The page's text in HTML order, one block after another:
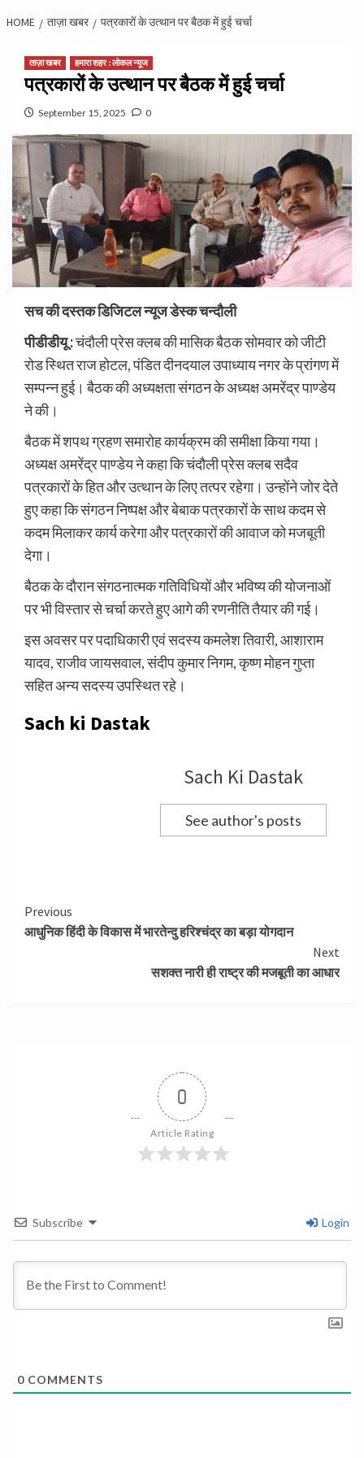
HOME ताज़ा खबर पत्रकारों के उत्थान पर बैठक में हुई चर्चा
ताज़ा खबर हमारा शहर : लोकल न्यूज
पत्रकारों के उत्थान पर बैठक में हुई चर्चा
September 15, 2025 0
सच की दस्तक डिजिटल न्यूज डेस्क चन्दौली
पीडीडीयू:चंदौली प्रेस क्लब की मासिक बैठक सोमवार को जीटी
रोड स्थित राज होटल, पंडित दीनदयाल उपाध्याय नगर के प्रांगण में
सम्पन्न हुई। बैठक की अध्यक्षता संगठन के अध्यक्ष अमरेंद्र पाण्डेय
ने की।
बैठक में शपथ ग्रहण समारोह कार्यक्रम की समीक्षा किया गया।
अध्यक्ष अमरेंद्र पाण्डेय ने कहा कि चंदौली प्रेस क्लब सदैव
पत्रकारों के हित और उत्थान के लिए तत्पर रहेगा। उन्होंने जोर देते
हुए कहा कि संगठन निष्पक्ष और बेबाक पत्रकारों के साथ कदम से
कदम मिलाकर कार्य करेगा और पत्रकारों की आवाज को मजबूती
देगा।
बैठक के दौरान संगठनात्मक गतिविधियों और भविष्य की योजनाओं
पर भी विस्तार से चर्चा करते हुए आगे की रणनीति तैयार की गई।
इस अवसर पर पदाधिकारी एवं सदस्य कमलेश तिवारी, आशाराम
यादव, राजीव जायसवाल, संदीप कुमार निगम, कृष्ण मोहन गुप्ता
सहित अन्य सदस्य उपस्थित रहे।
Sach ki Dastak
Sach Ki Dastak
See author's posts
Continue
Reading
Previous
आधुनिक हिंदी के विकास में भारतेन्दु हरिश्चंद्र का बड़ा योगदान
Next
सशक्त नारी ही राष्ट्र की मजबूती का आधार
0
Article Rating
Subscribe Login
0 COMMENTS